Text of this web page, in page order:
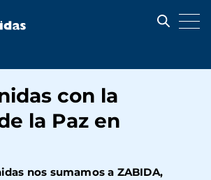
con la
la Paz en
nos sumamos a ZABIDA,